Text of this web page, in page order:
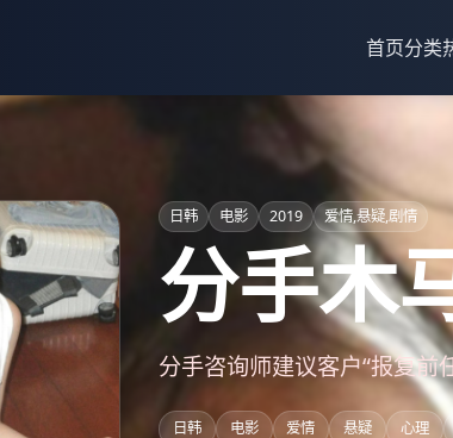
首页分类
日韩 电影 2019 爱情,悬疑,剧情
分手木
分手咨询师建议客户“报复前
日韩 电影 爱情 悬疑 心理